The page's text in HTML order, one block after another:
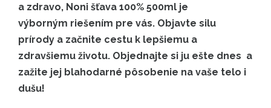
a zdravo, Noni šťava 100% 500ml je
výborným riešením pre vás. Objavte silu
prírody a začnite cestu k lepšiemu a
zdravšiemu životu. Objednajte si ju ešte dnes a
zažite jej blahodarné pôsobenie na vaše telo i
dušu!